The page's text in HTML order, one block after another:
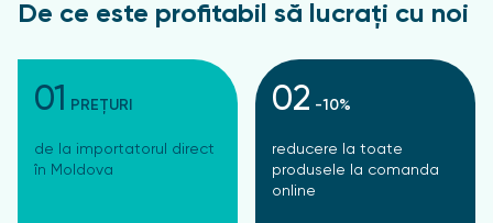
De ce este profitabil să lucrați cu noi
01 PREȚURI
de la importatorul direct
în Moldova
02 -10%
reducere la toate
produsele la comanda
online